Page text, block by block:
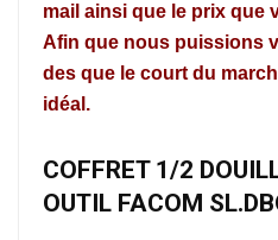
mail ainsi que le prix que
Afin que nous puissions
des que le court du
idéal.
COFFRET 1/2
OUTIL FACOM